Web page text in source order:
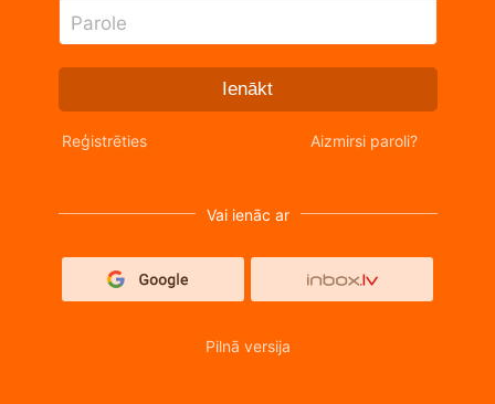
Parole
Ienākt
Reģistrēties Aizmirsi paroli?
Vai ienāc ar
Pilnā versija